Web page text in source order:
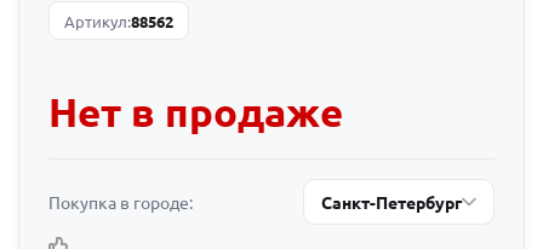
Артикул:88562
Нет в продаже
Покупка в городе: Санкт-Петербург